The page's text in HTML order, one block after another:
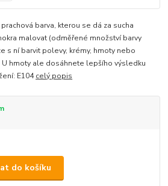
barva, kterou se dá za sucha
malovat (odměřené množství barvy
s ní barvit polevy, krémy, hmoty nebo
hmoty ale dosáhnete lepšího výsledku
E104celý popis
do košíku